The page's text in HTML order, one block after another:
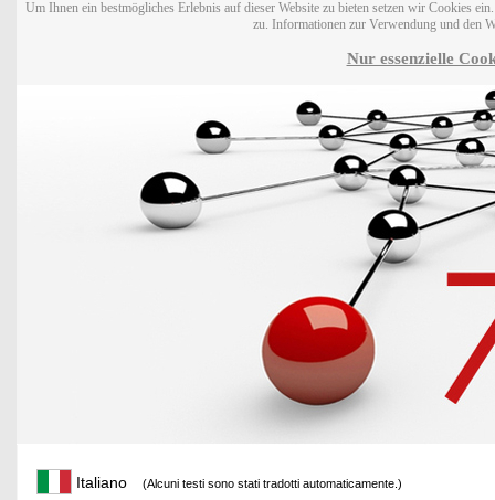
Um Ihnen ein bestmögliches Erlebnis auf dieser Website zu bieten setzen wir Cookies
zu. Informationen zur Verwendung und den
Nur essenzielle
Italiano (Alcuni testi sono stati tradotti automaticamente.)